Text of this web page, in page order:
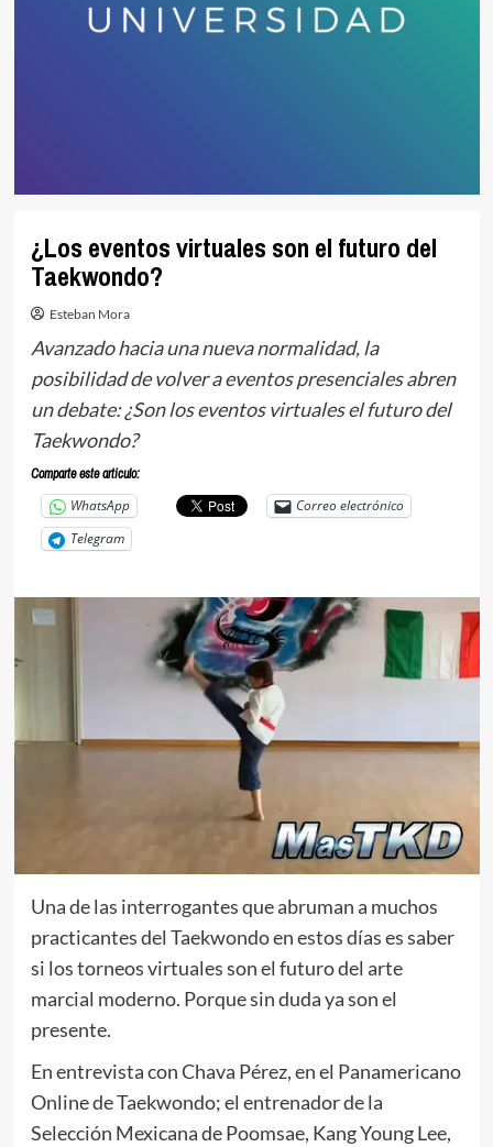
¿Los eventos virtuales son el futuro del
Taekwondo?
Esteban Mora
Avanzado hacia una nueva normalidad, la
posibilidad de volver a eventos presenciales abren
un debate: ¿Son los eventos virtuales el futuro del
Taekwondo?
Comparte este articulo:
WhatsApp
Correo electrónico
Telegram
Una de las interrogantes que abruman a muchos
practicantes del Taekwondo en estos días es saber
si los torneos virtuales son el futuro del arte
marcial moderno. Porque sin duda ya son el
presente.
En entrevista con Chava Pérez, en el Panamericano
Online de Taekwondo; el entrenador de la
Selección Mexicana de Poomsae, Kang Young Lee,